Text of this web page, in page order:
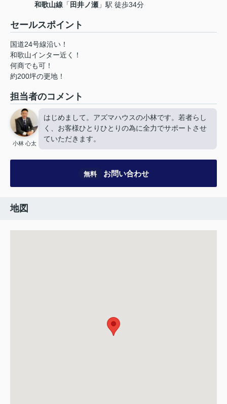
和歌山線 「 田井ノ瀬 」駅 徒歩34分
セールスポイント
国道24号線沿い！
和歌山インター近く！
何商でも可！
約200坪の更地！
担当者のコメント
小林 心太
はじめまして。アズマハウスの小林です。若者らし
く、お客様ひとりひとりの為に全力でサポートさせ
ていただきます。
無料 お問い合わせ
地図